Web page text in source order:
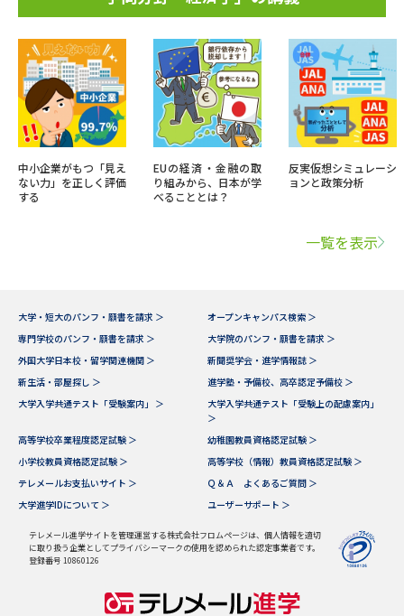
中小企業がもつ「見え
ない力」を正しく評価
する
EUの経済・金融の取
り組みから、日本が学
べることとは？
反実仮想シミュレーシ
ョンと政策分析
一覧を表示
大学・短大のパンフ・願書を請求 ＞
オープンキャンパス検索 ＞
専門学校のパンフ・願書を請求 ＞
大学院のパンフ・願書を請求 ＞
外国大学日本校・留学関連機関 ＞
新聞奨学会・進学情報誌 ＞
新生活・部屋探し ＞
進学塾・予備校、高卒認定予備校 ＞
大学入学共通テスト「受験案内」 ＞
大学入学共通テスト「受験上の配慮案内」
＞
高等学校卒業程度認定試験 ＞
幼稚園教員資格認定試験 ＞
小学校教員資格認定試験 ＞
高等学校（情報）教員資格認定試験 ＞
テレメールお支払いサイト ＞
Ｑ＆Ａ よくあるご質問 ＞
大学進学IDについて ＞
ユーザーサポート ＞
テレメール進学サイトを管理運営する株式会社フロムページは、個人情報を適切
に取り扱う企業としてプライバシーマークの使用を認められた認定事業者です。
登録番号 10860126